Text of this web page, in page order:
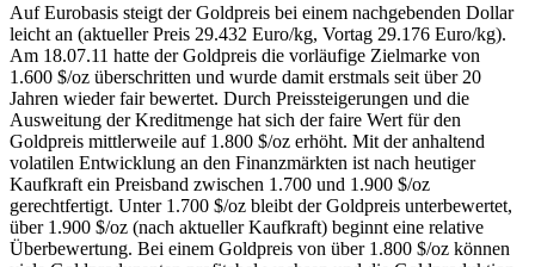
Auf Eurobasis steigt der Goldpreis bei einem nachgebenden Dollar
leicht an (aktueller Preis 29.432 Euro/kg, Vortag 29.176 Euro/kg).
Am 18.07.11 hatte der Goldpreis die vorläufige Zielmarke von
1.600 $/oz überschritten und wurde damit erstmals seit über 20
Jahren wieder fair bewertet. Durch Preissteigerungen und die
Ausweitung der Kreditmenge hat sich der faire Wert für den
Goldpreis mittlerweile auf 1.800 $/oz erhöht. Mit der anhaltend
volatilen Entwicklung an den Finanzmärkten ist nach heutiger
Kaufkraft ein Preisband zwischen 1.700 und 1.900 $/oz
gerechtfertigt. Unter 1.700 $/oz bleibt der Goldpreis unterbewertet,
über 1.900 $/oz (nach aktueller Kaufkraft) beginnt eine relative
Überbewertung. Bei einem Goldpreis von über 1.800 $/oz können